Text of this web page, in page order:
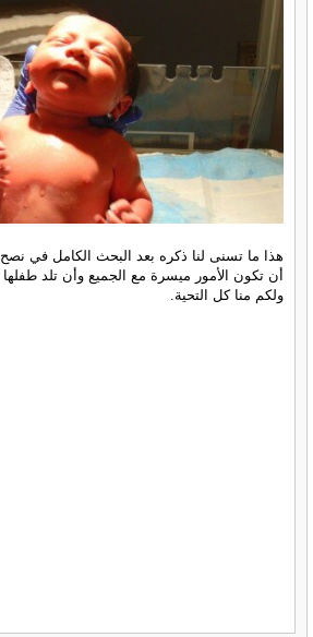
هذا ما تسنى لنا ذكره بعد البحث الكامل في
أن تكون الأمور ميسرة مع الجميع وأن تلد
ولكم منا كل التحية.